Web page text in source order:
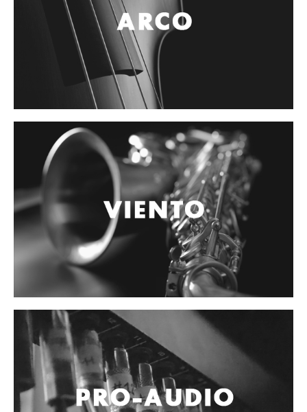
Herrajes y soportes
Tambores
Bombos
Platillos
Baquetas, mazos y bolillos
Pergaminos
Vientos
Accesorios
Micrófonos
Mano alámbrico
Instrumento alámbrico